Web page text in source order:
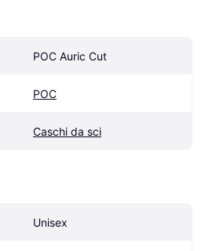
POC Auric Cut
POC
Caschi da sci
Unisex